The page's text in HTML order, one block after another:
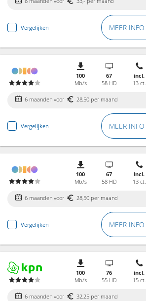
Vergelijken MEER INFO
100
Mb/s
67
58 HD
incl.
13 ct.
6 maanden voor 28,50 per maand
Vergelijken MEER INFO
100
Mb/s
67
58 HD
incl.
13 ct.
6 maanden voor 28,50 per maand
Vergelijken MEER INFO
100
Mb/s
76
55 HD
incl.
15 ct.
6 maanden voor 32,25 per maand